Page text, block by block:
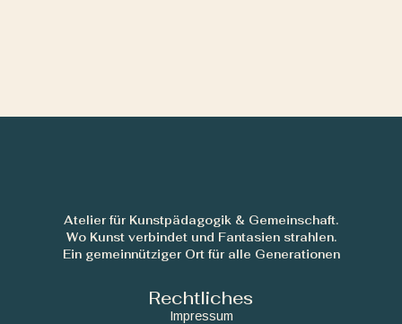
Atelier für Kunstpädagogik & Gemeinschaft.
Wo Kunst verbindet und Fantasien strahlen.
Ein gemeinnütziger Ort für alle Generationen
Rechtliches
Impressum